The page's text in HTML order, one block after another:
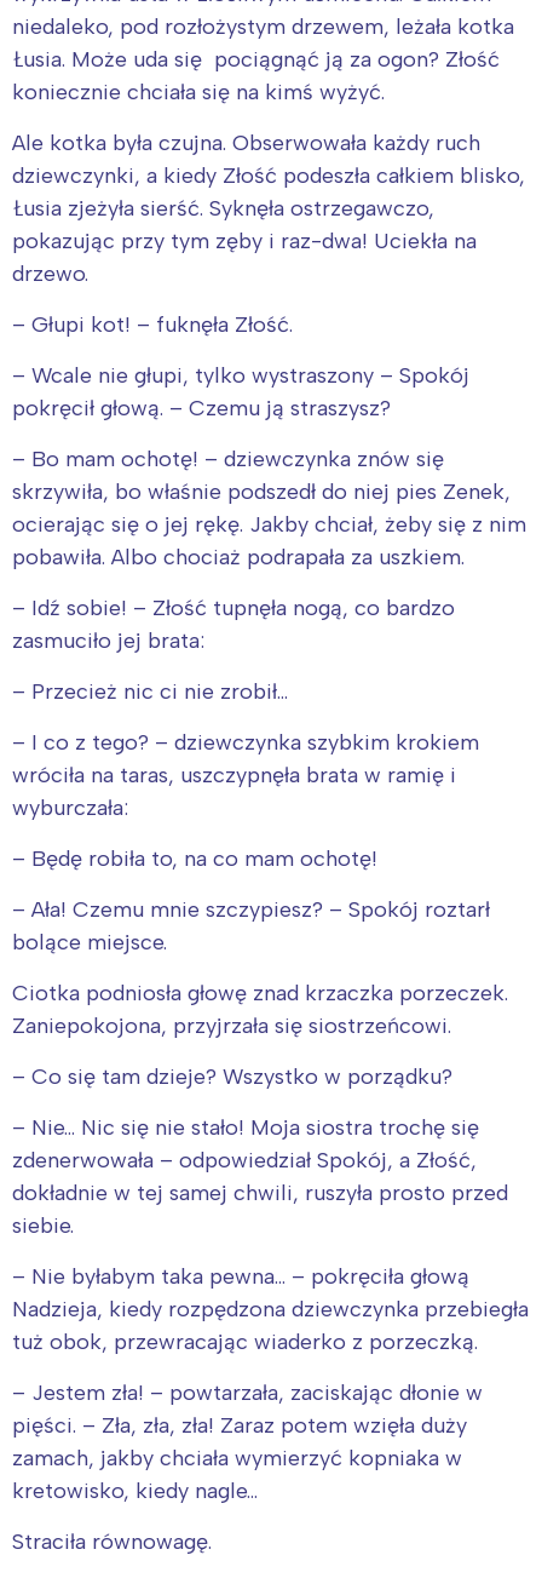
niedaleko, pod rozłożystym drzewem, leżała kotka
Łusia. Może uda się pociągnąć ją za ogon? Złość
koniecznie chciała się na kimś wyżyć.
Ale kotka była czujna. Obserwowała każdy ruch
dziewczynki, a kiedy Złość podeszła całkiem blisko,
Łusia zjeżyła sierść. Syknęła ostrzegawczo,
pokazując przy tym zęby i raz-dwa! Uciekła na
drzewo.
– Głupi kot! – fuknęła Złość.
– Wcale nie głupi, tylko wystraszony – Spokój
pokręcił głową. – Czemu ją straszysz?
– Bo mam ochotę! – dziewczynka znów się
skrzywiła, bo właśnie podszedł do niej pies Zenek,
ocierając się o jej rękę. Jakby chciał, żeby się z nim
pobawiła. Albo chociaż podrapała za uszkiem.
– Idź sobie! – Złość tupnęła nogą, co bardzo
zasmuciło jej brata:
– Przecież nic ci nie zrobił…
– I co z tego? – dziewczynka szybkim krokiem
wróciła na taras, uszczypnęła brata w ramię i
wyburczała:
– Będę robiła to, na co mam ochotę!
– Ała! Czemu mnie szczypiesz? – Spokój roztarł
bolące miejsce.
Ciotka podniosła głowę znad krzaczka porzeczek.
Zaniepokojona, przyjrzała się siostrzeńcowi.
– Co się tam dzieje? Wszystko w porządku?
– Nie… Nic się nie stało! Moja siostra trochę się
zdenerwowała – odpowiedział Spokój, a Złość,
dokładnie w tej samej chwili, ruszyła prosto przed
siebie.
– Nie byłabym taka pewna… – pokręciła głową
Nadzieja, kiedy rozpędzona dziewczynka przebiegła
tuż obok, przewracając wiaderko z porzeczką.
– Jestem zła! – powtarzała, zaciskając dłonie w
pięści. – Zła, zła, zła! Zaraz potem wzięła duży
zamach, jakby chciała wymierzyć kopniaka w
kretowisko, kiedy nagle…
Straciła równowagę.